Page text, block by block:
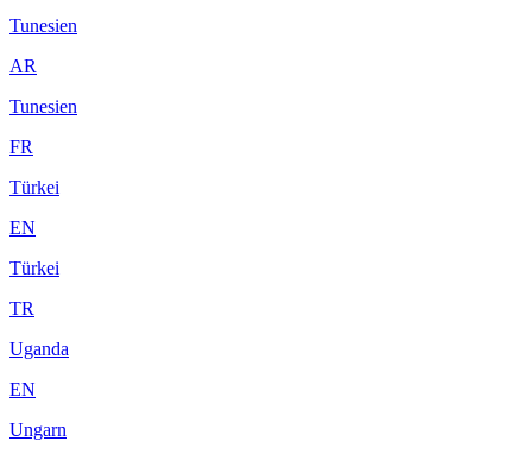
Tunesien
AR
Tunesien
FR
Türkei
EN
Türkei
TR
Uganda
EN
Ungarn